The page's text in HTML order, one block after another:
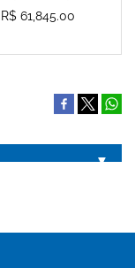
R$ 61,845.00